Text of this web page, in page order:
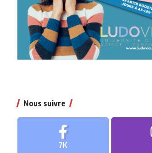
Nous suivre
7K